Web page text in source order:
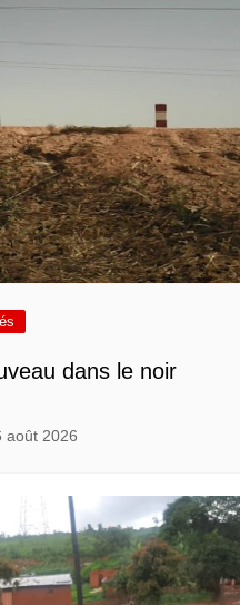
dans le noir
août 2026